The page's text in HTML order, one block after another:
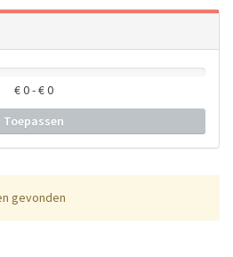
€0- €0
Toepassen
gevonden